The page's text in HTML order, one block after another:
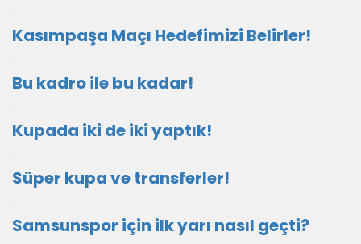
Kasımpaşa Maçı Hedefimizi Belirler!
Bu kadro ile bu kadar!
Kupada iki de iki yaptık!
Süper kupa ve transferler!
Samsunspor için ilk yarı nasıl geçti?